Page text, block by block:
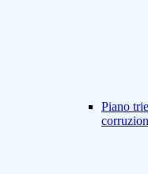
Piano